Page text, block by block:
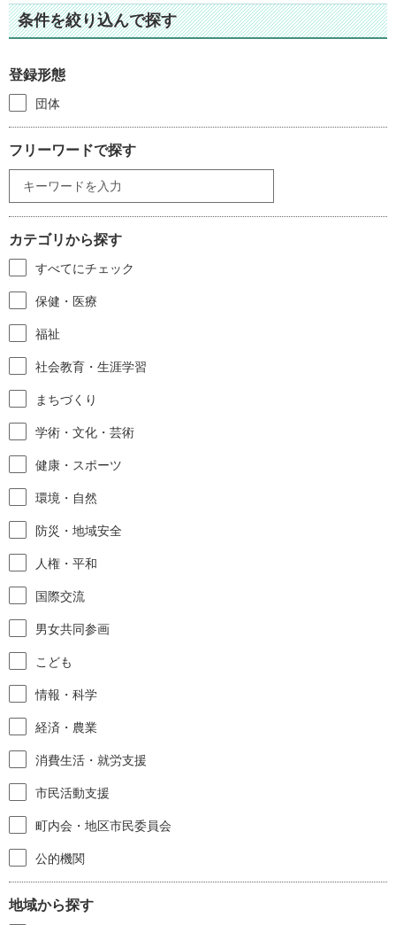
条件を絞り込んで探す
登録形態
団体
フリーワードで探す
カテゴリから探す
すべてにチェック
保健・医療
福祉
社会教育・生涯学習
まちづくり
学術・文化・芸術
健康・スポーツ
環境・自然
防災・地域安全
人権・平和
国際交流
男女共同参画
こども
情報・科学
経済・農業
消費生活・就労支援
市民活動支援
町内会・地区市民委員会
公的機関
地域から探す